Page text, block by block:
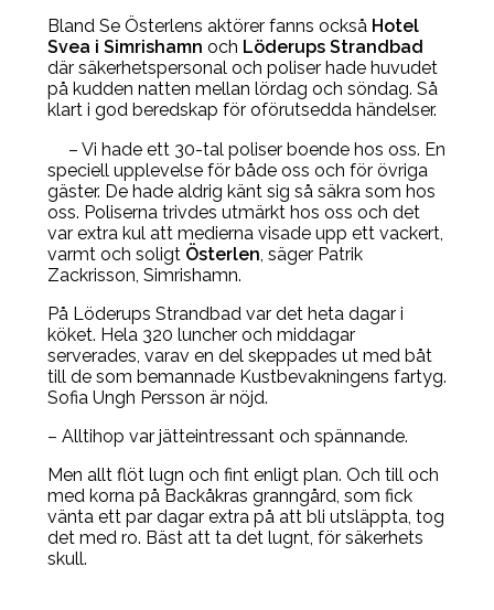
Bland Se Österlens aktörer fanns också Hotel
Svea i Simrishamn och Löderups Strandbad
där säkerhetspersonal och poliser hade huvudet
på kudden natten mellan lördag och söndag. Så
klart i god beredskap för oförutsedda händelser.
– Vi hade ett 30-tal poliser boende hos oss. En
speciell upplevelse för både oss och för övriga
gäster. De hade aldrig känt sig så säkra som hos
oss. Poliserna trivdes utmärkt hos oss och det
var extra kul att medierna visade upp ett vackert,
varmt och soligt Österlen, säger Patrik
Zackrisson, Simrishamn.
På Löderups Strandbad var det heta dagar i
köket. Hela 320 luncher och middagar
serverades, varav en del skeppades ut med båt
till de som bemannade Kustbevakningens fartyg.
Sofia Ungh Persson är nöjd.
– Alltihop var jätteintressant och spännande.
Men allt flöt lugn och fint enligt plan. Och till och
med korna på Backåkras granngård, som fick
vänta ett par dagar extra på att bli utsläppta, tog
det med ro. Bäst att ta det lugnt, för säkerhets
skull.